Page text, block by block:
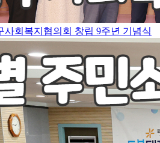
사회복지협의회 창립 9주년 기념식